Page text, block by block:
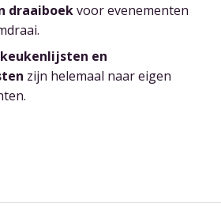
draaiboekvoor evenementen
en
zijn helemaal naar eigen